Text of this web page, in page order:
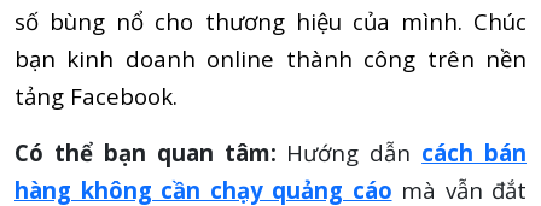
số bùng nổ cho thương hiệu của mình. Chúc
bạn kinh doanh online thành công trên nền
tảng Facebook.
Có thể bạn quan tâm: Hướng dẫn cách bán
hàng không cần chạy quảng cáo mà vẫn đắt